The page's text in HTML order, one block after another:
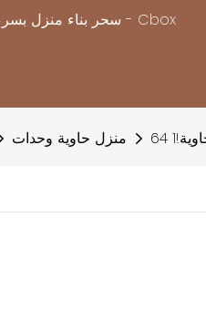
سحر بناء منزل بسرعة ، مع استكمال حلول منزل الحاويات المخصصة - Cbox
منزل حاوية وحدات